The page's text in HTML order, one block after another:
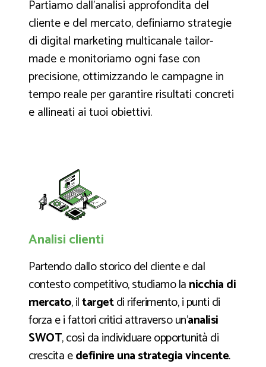
Partiamo dall’analisi approfondita del
cliente e del mercato, definiamo strategie
di digital marketing multicanale tailor-
made e monitoriamo ogni fase con
precisione, ottimizzando le campagne in
tempo reale per garantire risultati concreti
e allineati ai tuoi obiettivi.
Analisi clienti
Partendo dallo storico del cliente e dal
contesto competitivo, studiamo lanicchia di
mercato, iltargetdi riferimento, i punti di
forza e i fattori critici attraverso un’analisi
SWOT, così da individuare opportunità di
crescita edefinire una strategia vincente.